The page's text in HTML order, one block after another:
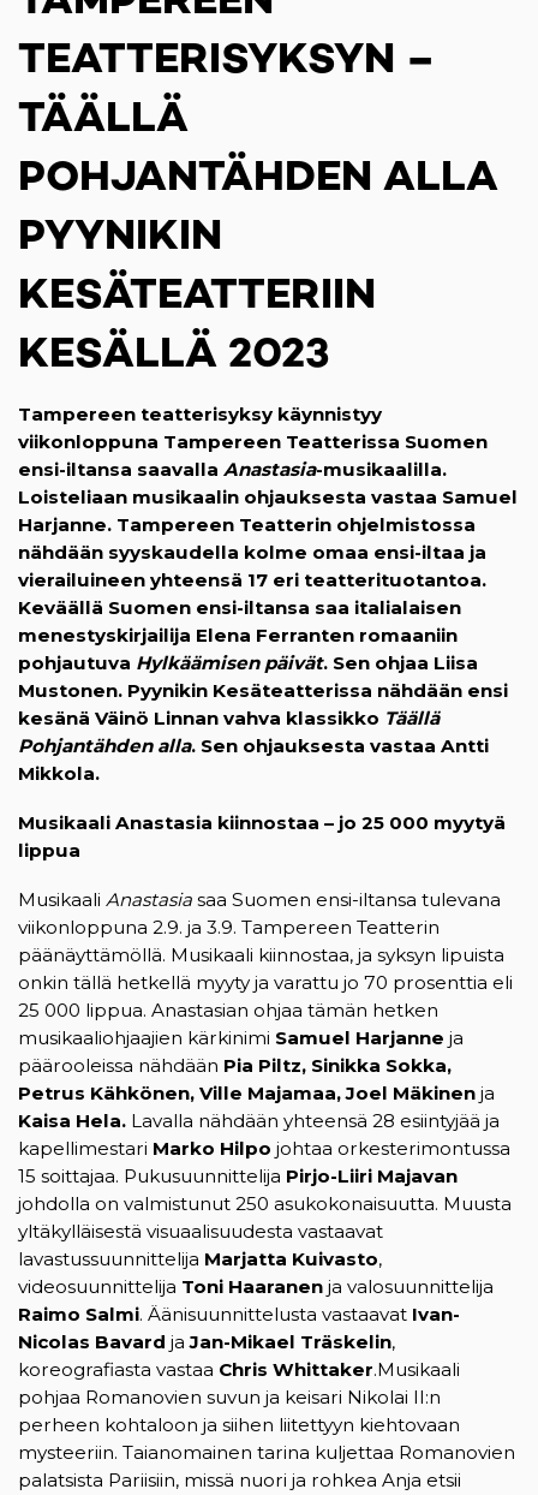
TEATTERISYKSYN –
TÄÄLLÄ
POHJANTÄHDEN ALLA
PYYNIKIN
KESÄTEATTERIIN
KESÄLLÄ 2023
Tampereen teatterisyksy käynnistyy
viikonloppuna Tampereen Teatterissa Suomen
ensi-iltansa saavalla Anastasia-musikaalilla.
Loisteliaan musikaalin ohjauksesta vastaa Samuel
Harjanne. Tampereen Teatterin ohjelmistossa
nähdään syyskaudella kolme omaa ensi-iltaa ja
vierailuineen yhteensä 17 eri teatterituotantoa.
Keväällä Suomen ensi-iltansa saa italialaisen
menestyskirjailija Elena Ferranten romaaniin
pohjautuva Hylkäämisen päivät. Sen ohjaa Liisa
Mustonen. Pyynikin Kesäteatterissa nähdään ensi
kesänä Väinö Linnan vahva klassikko Täällä
Pohjantähden alla. Sen ohjauksesta vastaa Antti
Mikkola.
Musikaali Anastasia kiinnostaa – jo 25 000 myytyä
lippua
Musikaali Anastasia saa Suomen ensi-iltansa tulevana
viikonloppuna 2.9. ja 3.9. Tampereen Teatterin
päänäyttämöllä. Musikaali kiinnostaa, ja syksyn lipuista
onkin tällä hetkellä myyty ja varattu jo 70 prosenttia eli
25 000 lippua. Anastasian ohjaa tämän hetken
musikaaliohjaajien kärkinimi Samuel Harjanne ja
päärooleissa nähdään Pia Piltz, Sinikka Sokka,
Petrus Kähkönen, Ville Majamaa, Joel Mäkinen ja
Kaisa Hela. Lavalla nähdään yhteensä 28 esiintyjää ja
kapellimestari Marko Hilpo johtaa orkesterimontussa
15 soittajaa. Pukusuunnittelija Pirjo-Liiri Majavan
johdolla on valmistunut 250 asukokonaisuutta. Muusta
yltäkylläisestä visuaalisuudesta vastaavat
lavastussuunnittelija Marjatta Kuivasto,
videosuunnittelija Toni Haaranen ja valosuunnittelija
Raimo Salmi. Äänisuunnittelusta vastaavat Ivan-
Nicolas Bavard ja Jan-Mikael Träskelin,
koreografiasta vastaa Chris Whittaker.Musikaali
pohjaa Romanovien suvun ja keisari Nikolai II:n
perheen kohtaloon ja siihen liitettyyn kiehtovaan
mysteeriin. Taianomainen tarina kuljettaa Romanovien
palatsista Pariisiin, missä nuori ja rohkea Anja etsii